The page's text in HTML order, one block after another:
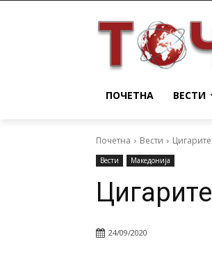
ПОЧЕТНА ВЕСТИ
Почетна Вести
Вести Македонија
24/09/2020